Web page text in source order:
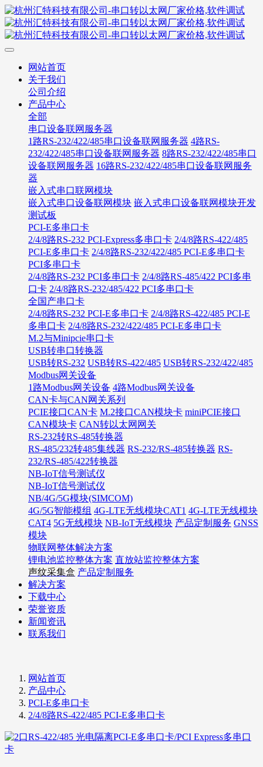
网站首页
关于我们
公司介绍
产品中心
全部
串口设备联网服务器
1路RS-232/422/485串口设备联网服务器 4路RS-
232/422/485串口设备联网服务器 8路RS-232/422/485串口
设备联网服务器 16路RS-232/422/485串口设备联网服务
器
嵌入式串口联网模块
嵌入式串口设备联网模块 嵌入式串口设备联网模块开发
测试板
PCI-E多串口卡
2/4/8路RS-232 PCI-Express多串口卡 2/4/8路RS-422/485
PCI-E多串口卡 2/4/8路RS-232/422/485 PCI-E多串口卡
PCI多串口卡
2/4/8路RS-232 PCI多串口卡 2/4/8路RS-485/422 PCI多串
口卡 2/4/8路RS-232/485/422 PCI多串口卡
全国产串口卡
2/4/8路RS-232 PCI-E多串口卡 2/4/8路RS-422/485 PCI-E
多串口卡 2/4/8路RS-232/422/485 PCI-E多串口卡
M.2与Minipcie串口卡
USB转串口转换器
USB转RS-232 USB转RS-422/485 USB转RS-232/422/485
Modbus网关设备
1路Modbus网关设备 4路Modbus网关设备
CAN卡与CAN网关系列
PCIE接口CAN卡 M.2接口CAN模块卡 miniPCIE接口
CAN模块卡 CAN转以太网网关
RS-232转RS-485转换器
RS-485/232转485集线器 RS-232/RS-485转换器 RS-
232/RS-485/422转换器
NB-IoT信号测试仪
NB-IoT信号测试仪
NB/4G/5G模块(SIMCOM)
4G/5G智能模组 4G-LTE无线模块CAT1 4G-LTE无线模块
CAT4 5G无线模块 NB-IoT无线模块 产品定制服务 GNSS
模块
物联网整体解决方案
锂电池监控整体方案 直放站监控整体方案
声纹采集盒 产品定制服务
解决方案
下载中心
荣誉资质
新闻资讯
联系我们
网站首页
产品中心
PCI-E多串口卡
2/4/8路RS-422/485 PCI-E多串口卡